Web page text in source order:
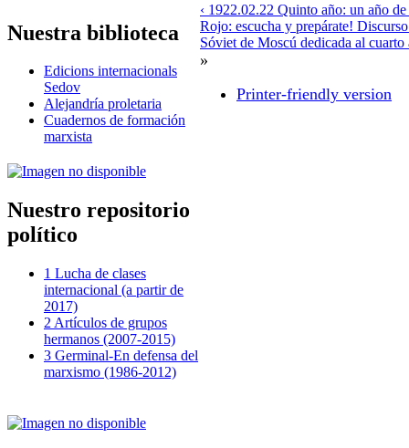
Nuestra biblioteca
Edicions internacionals
Sedov
Alejandría proletaria
Cuadernos de formación
marxista
Nuestro repositorio
político
1 Lucha de clases
internacional (a partir de
2017)
2 Artículos de grupos
hermanos (2007-2015)
3 Germinal-En defensa del
marxismo (1986-2012)
‹ 1922.02.22 Quinto año: un año
Rojo: escucha y prepárate!
Sóviet de Moscú dedicada al
»
Printer-friendly version